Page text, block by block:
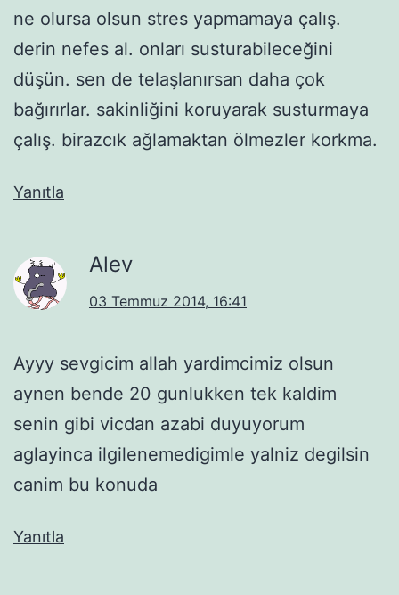
ne olursa olsun stres yapmamaya çalış.
derin nefes al. onları susturabileceğini
düşün. sen de telaşlanırsan daha çok
bağırırlar. sakinliğini koruyarak susturmaya
çalış. birazcık ağlamaktan ölmezler korkma.
Yanıtla
Alev
03 Temmuz 2014, 16:41
Ayyy sevgicim allah yardimcimiz olsun
aynen bende 20 gunlukken tek kaldim
senin gibi vicdan azabi duyuyorum
aglayinca ilgilenemedigimle yalniz degilsin
canim bu konuda
Yanıtla